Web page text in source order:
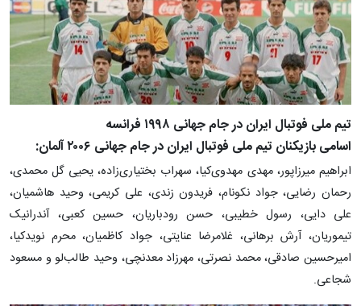
تیم ملی فوتبال ایران در جام جهانی ۱۹۹۸ فرانسه
اسامی بازیکنان تیم ملی فوتبال ایران در جام جهانی ۲۰۰۶ آلمان:
ابراهیم میرزاپور، مهدی مهدوی‌کیا، سهراب بختیاری‌زاده، یحیی گل محمدی،
رحمان رضایی، جواد نکونام، فریدون زندی، علی کریمی، وحید هاشمیان،
علی دایی، رسول خطیبی، حسن رودباریان، حسین کعبی، آندرانیک
تیموریان، آرش برهانی، غلامرضا عنایتی، جواد کاظمیان، محرم نویدکیا،
امیرحسین صادقی، محمد نصرتی، مهرزاد معدنچی، وحید طالب‌لو و مسعود
شجاعی.